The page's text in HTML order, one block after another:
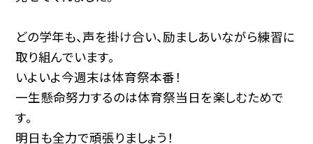
どの学年も、声を掛け合い、励ましあいながら練習に
取り組んでいます。
いよいよ今週末は体育祭本番！
一生懸命努力するのは体育祭当日を楽しむためで
す。
明日も全力で頑張りましょう！